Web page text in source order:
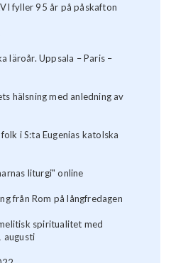
fyller 95 år på påskafton
läroår. Uppsala – Paris –
hälsning med anledning av
i S:ta Eugenias katolska
liturgi" online
från Rom på långfredagen
spiritualitet med
augusti